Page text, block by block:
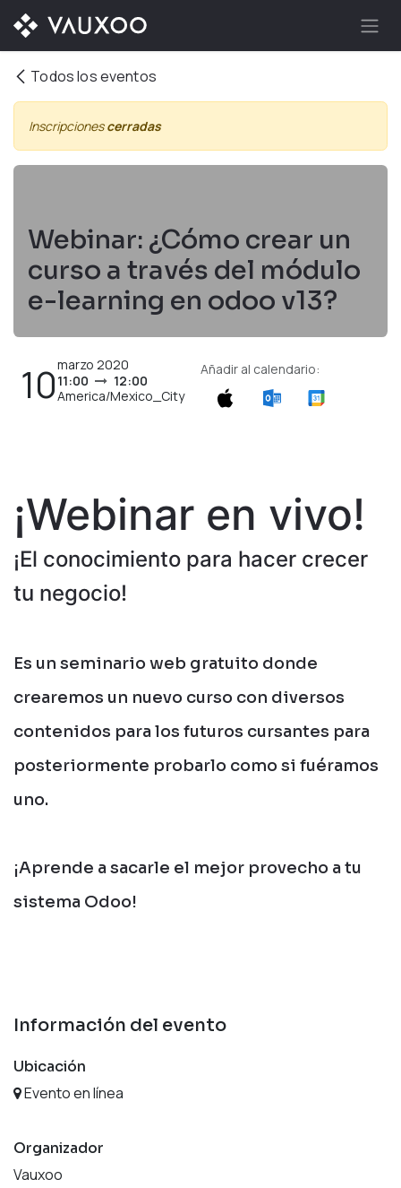
Ir al contenido
Todos los eventos
Inscripcionescerradas
Webinar: ¿Cómo crear un
curso a través del módulo
e-learning en odoo v13?
10marzo 2020
11:00
12:00
America/Mexico_City
Añadir al calendario:
¡Webinar en vivo!
¡El conocimiento para hacer crecer
tu negocio!
Es un seminario web gratuito donde
crearemos un nuevo curso con diversos
contenidos para los futuros cursantes para
posteriormente probarlo como si fuéramos
uno.
¡Aprende a sacarle el mejor provecho a tu
sistema Odoo!
Información del evento
Ubicación
Evento en línea
Organizador
Vauxoo